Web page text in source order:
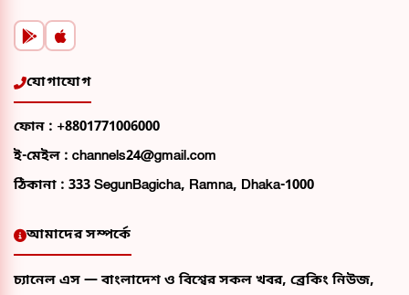
যোগাযোগ
ফোন : +8801771006000
ই-মেইল : channels24@gmail.com
ঠিকানা : 333 SegunBagicha, Ramna, Dhaka-1000
আমাদের সম্পর্কে
চ্যানেল এস — বাংলাদেশ ও বিশ্বের সকল খবর, ব্রেকিং নিউজ,